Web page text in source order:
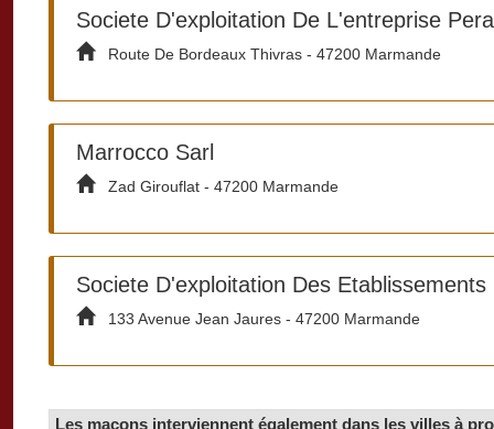
Societe D'exploitation De L'entreprise
Route De Bordeaux Thivras - 47200 Marmande
Marrocco Sarl
Zad Girouflat - 47200 Marmande
Societe D'exploitation Des
133 Avenue Jean Jaures - 47200 Marmande
Les maçons interviennent également dans les villes à